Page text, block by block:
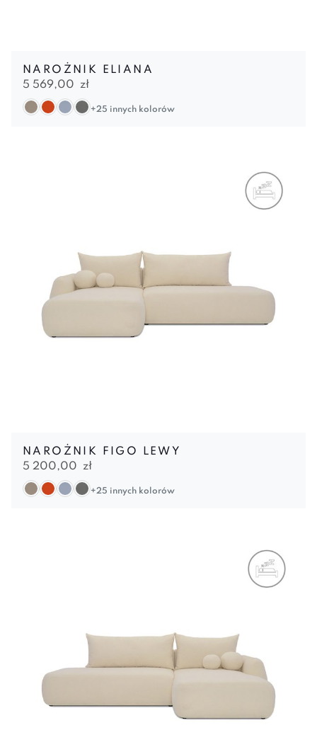
NAROŻNIK ELIANA
5 569,00 zł
+25 innych kolorów
NAROŻNIK FIGO LEWY
5 200,00 zł
+25 innych kolorów